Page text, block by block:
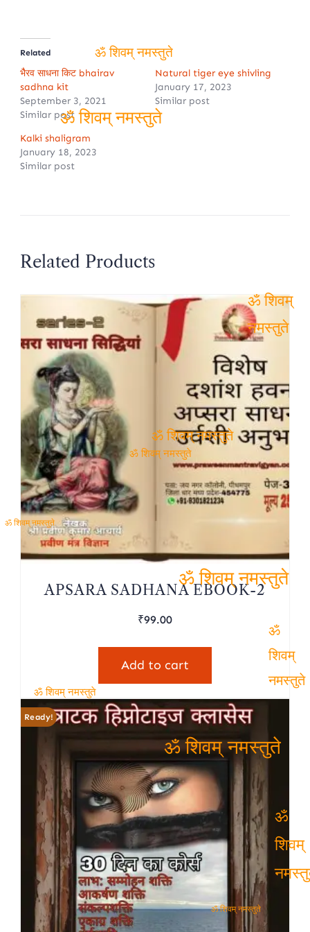
Related
भैैरव साधना किट bhairav
sadhna kit
September 3, 2021
Similar post
Natural tiger eye shivling
January 17, 2023
Similar post
Kalki shaligram
January 18, 2023
Similar post
Related Products
APSARA SADHANA EBOOK-2
₹99.00
Add to cart
Ready!
ॐ शिवम् नमस्तुते
ॐ शिवम् नमस्तुते
ॐ
शिवम्
ॐ शिवम् नमस्तुते
ॐ शिवम्
नमस्तुते
ॐ शिवम् नमस्तुते
ॐ शिवम् नमस्तुते
ॐ शिवम् नमस्तुते
ॐ शिवम् नमस्तुते
ॐ शिवम् नमस्तुते
ॐ
शिवम्